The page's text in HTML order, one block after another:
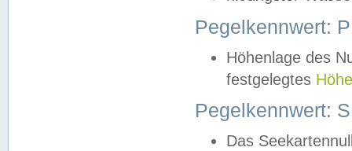
Pegelkennwert:
Höhenlage des
festgelegtes
Pegelkennwert:
Das